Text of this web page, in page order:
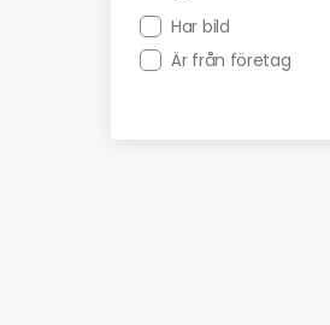
Har bild
Är från företag